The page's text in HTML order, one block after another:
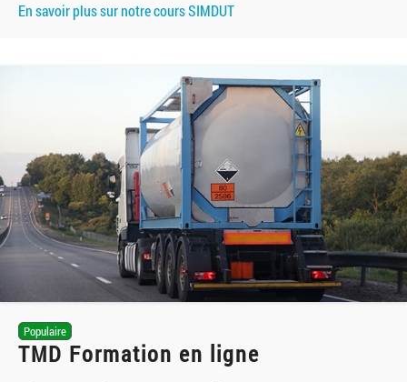
En savoir plus sur notre cours SIMDUT
Populaire
TMD Formation en ligne